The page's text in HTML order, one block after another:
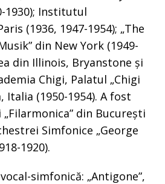
1930); Institutul
(1936, 1947-1954); „The
din New York (1949-
din Illinois, Bryanstone și
Chigi, Palatul „Chigi
Italia (1950-1954). A fost
din București
Simfonice „George
1920).
simfonică: „Antigone”,